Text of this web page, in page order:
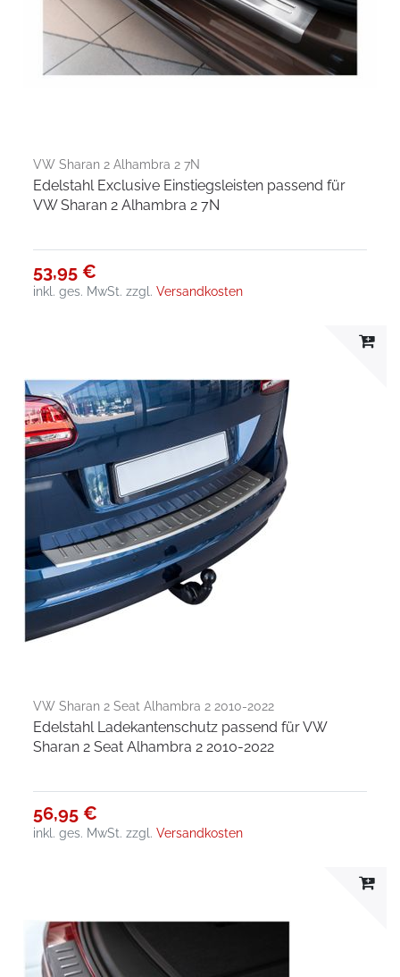
VW Sharan 2 Alhambra 2 7N
Edelstahl Exclusive Einstiegsleisten passend für
VW Sharan 2 Alhambra 2 7N
53,95 €
inkl. ges. MwSt. zzgl.Versandkosten
VW Sharan 2 Seat Alhambra 2 2010-2022
Edelstahl Ladekantenschutz passend für VW
Sharan 2 Seat Alhambra 2 2010-2022
56,95 €
inkl. ges. MwSt. zzgl.Versandkosten